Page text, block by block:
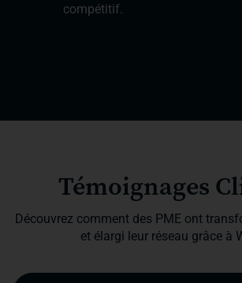
compétitif.
Témoignages
Découvrez comment des PME ont
et élargi leur réseau grâce à